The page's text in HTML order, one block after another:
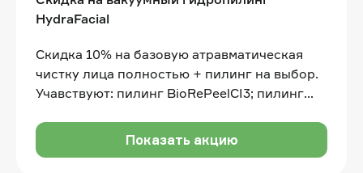
HydraFacial
Скидка 10% на базовую атравматическая
чистку лица полностью + пилинг на выбор.
Учавствуют: пилинг BioRePeelCI3; пилинг
Показать акцию